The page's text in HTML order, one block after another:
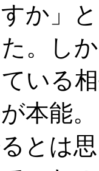
か」
。し
いる
本能
るとは